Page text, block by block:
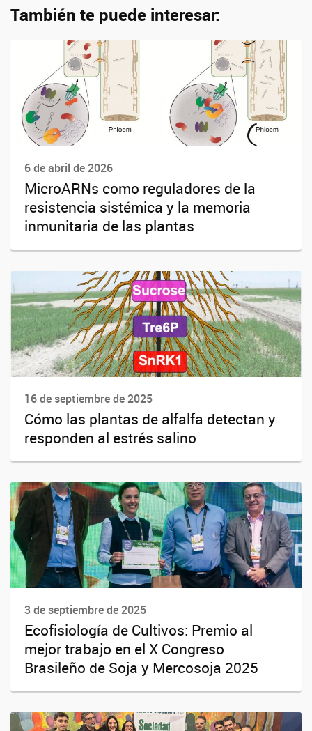
También te puede interesar:
6 de abril de 2026
MicroARNs como reguladores de la
resistencia sistémica y la memoria
inmunitaria de las plantas
16 de septiembre de 2025
Cómo las plantas de alfalfa detectan y
responden al estrés salino
3 de septiembre de 2025
Ecofisiología de Cultivos: Premio al
mejor trabajo en el X Congreso
Brasileño de Soja y Mercosoja 2025